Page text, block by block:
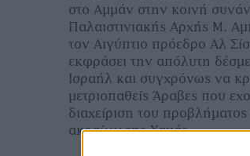
στο Αμμάν στην κοινή
Παλαιστινιακής Αρχής Μ.
τον Αιγύπτιο πρόεδρο Αλ
εκφράσει την απόλυτη
Ισραήλ και συγχρόνως να
μετριοπαθείς Άραβες που
διαχείριση του
ακραίων της Χαμάς.